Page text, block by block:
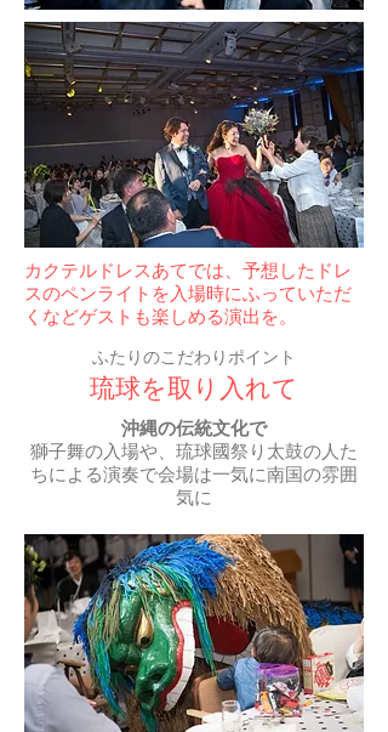
​カクテルドレスあてでは、予想したドレ
スのペンライトを入場時にふっていただ
くなどゲストも楽しめる演出を。
ふたりのこだわりポイント
​琉球を取り入れて
沖縄の伝統文化で
​獅子舞の入場や、琉球國祭り太鼓の人た
ちによる演奏で会場は一気に南国の雰囲
気に